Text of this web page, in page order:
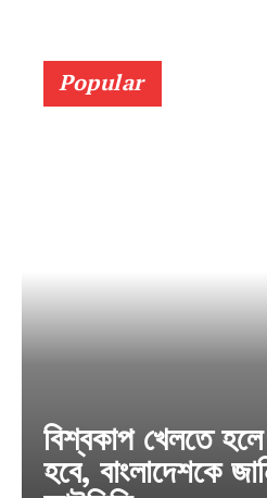
Popular
বিশ্বকাপ খেলতে
হবে, বাংলাদেশকে